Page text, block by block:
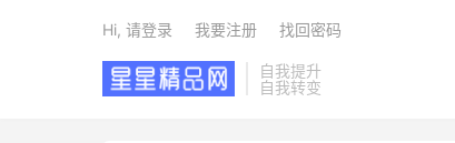
自我提升
自我转变
Hi, 请登录 我要注册 找回密码